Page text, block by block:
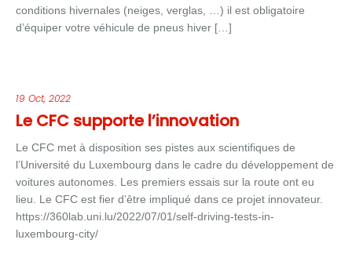
conditions hivernales (neiges, verglas, …) il est obligatoire
d’équiper votre véhicule de pneus hiver […]
19 Oct, 2022
Le CFC supporte l’innovation
Le CFC met à disposition ses pistes aux scientifiques de
l’Université du Luxembourg dans le cadre du développement de
voitures autonomes. Les premiers essais sur la route ont eu
lieu. Le CFC est fier d’être impliqué dans ce projet innovateur.
https://360lab.uni.lu/2022/07/01/self-driving-tests-in-
luxembourg-city/